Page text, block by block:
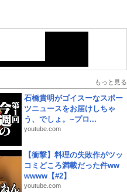
もっと見る
石橋貴明がゴイスーなスポー
ツニュースをお届けしちゃ
う、でしょ。~プロ...
youtube.com
【衝撃】料理の失敗作がツッ
コミどころ満載だった件ww
wwww【#2】
youtube.com